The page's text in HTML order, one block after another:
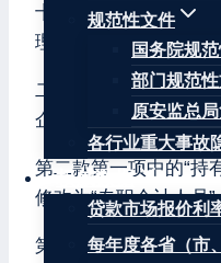
规范性文件
国务院规
部门规范
原安监总
各行业重大事故
权威数据
贷款市场报价利
每年度各省（市
十一条，将“工商行政
理部门”。其余条款依
二、将第五条第一款
企业条件分为一、二两
第二款第一项中的“持
修改为“专职会计人员”
第二款第二、三、四